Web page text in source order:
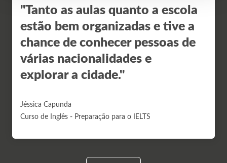
"Tanto as aulas quanto a escola
estão bem organizadas e tive a
chance de conhecer pessoas de
várias nacionalidades e
explorar a cidade."
Jéssica Capunda
Curso de Inglês - Preparação para o IELTS